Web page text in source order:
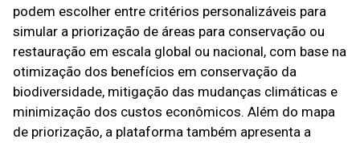
podem escolher entre critérios personalizáveis para
simular a priorização de áreas para conservação ou
restauração em escala global ou nacional, com base na
otimização dos benefícios em conservação da
biodiversidade, mitigação das mudanças climáticas e
minimização dos custos econômicos. Além do mapa
de priorização, a plataforma também apresenta a